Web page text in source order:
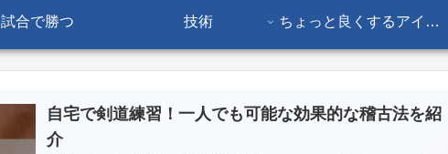
試合で勝つ 技術 ちょっと良くするアイデ
ア
自宅で剣道練習！一人でも可能な効果的な稽古法を紹
介